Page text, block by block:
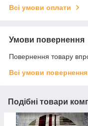
Всі умови оплати
Умови повернення
Повернення товару
Всі умови повернення
Подібні товари